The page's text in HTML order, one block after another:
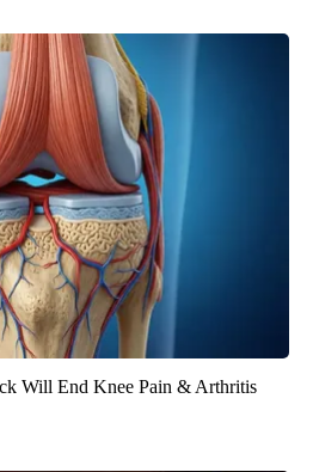
Will End Knee Pain & Arthritis